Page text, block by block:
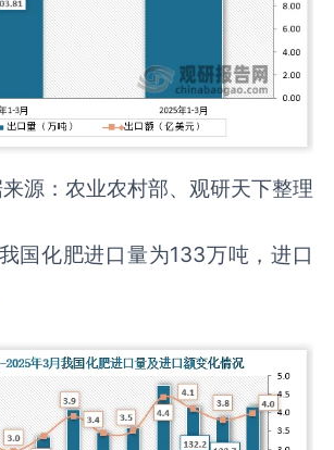
源：农业农村部、观研天下整理
国化肥进口量为133万吨，进口